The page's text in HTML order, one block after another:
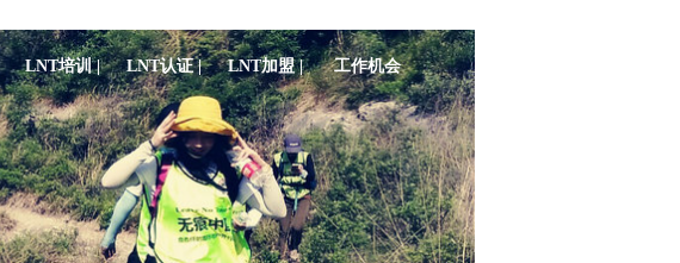
LNT培训 | LNT认证 | LNT加盟 | 工作机会